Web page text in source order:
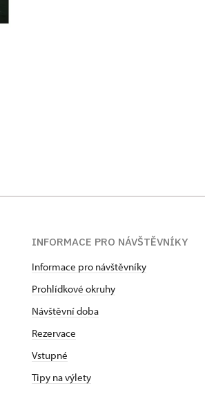
INFORMACE PRO NÁVŠTĚVNÍKY
Informace pro návštěvníky
Prohlídkové okruhy
Návštěvní doba
Rezervace
Vstupné
Tipy na výlety